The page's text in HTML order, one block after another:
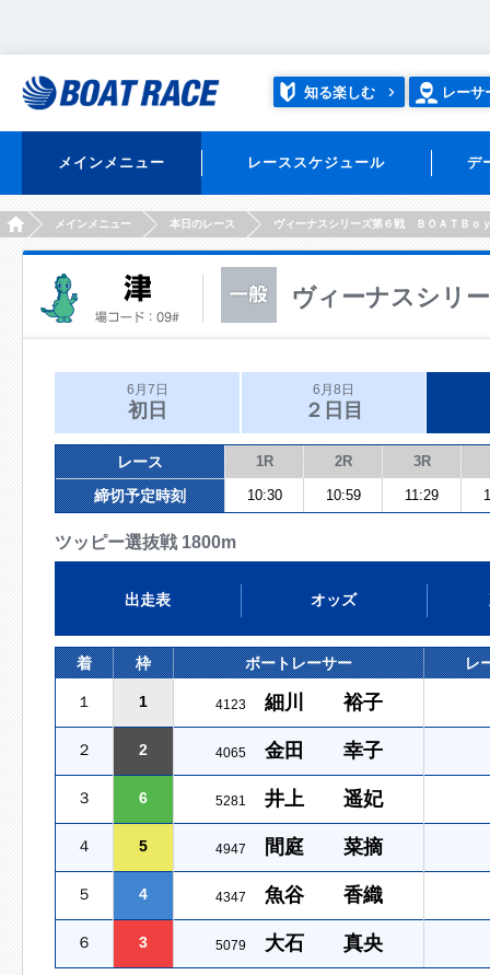
知る楽しむ レーサ
メインメニュー レーススケジュール デ
HOMEメインメニュー 本日のレース ヴィーナスシリーズ第６戦 ＢＯＡＴＢｏ
ヴィーナスシリ
6月7日
初日
6月8日
２日目
レース 1R 2R 3R
締切予定時刻 10:30 10:59 11:29
ツッピー選抜戦 1800m
出走表 オッズ
着 枠 ボートレーサー レ
１ 1 4123 細川 裕子
２ 2 4065 金田 幸子
３ 6 5281 井上 遥妃
４ 5 4947 間庭 菜摘
５ 4 4347 魚谷 香織
６ 3 5079 大石 真央